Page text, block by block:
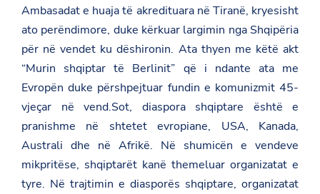
Ambasadat e huaja të akredituara në Tiranë, kryesisht
ato perëndimore, duke kërkuar largimin nga Shqipëria
për në vendet ku dëshironin. Ata thyen me këtë akt
“Murin shqiptar të Berlinit” që i ndante ata me
Evropën duke përshpejtuar fundin e komunizmit 45-
vjeçar në vend.Sot, diaspora shqiptare është e
pranishme në shtetet evropiane, USA, Kanada,
Australi dhe në Afrikë. Në shumicën e vendeve
mikpritëse, shqiptarët kanë themeluar organizatat e
tyre. Në trajtimin e diasporës shqiptare, organizatat